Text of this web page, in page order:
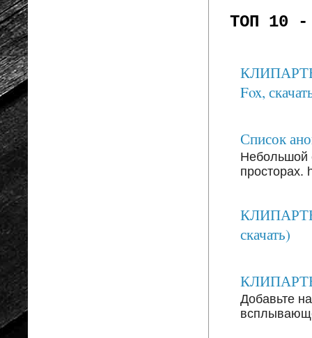
ТОП 10 -
КЛИПАРТЫ:
Fox,
Список
Небольшой
просторах.
скачать)
КЛИПАРТЫ:
Добавьте